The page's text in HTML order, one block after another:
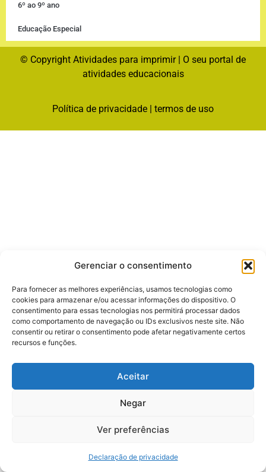
Gerenciar o consentimento
Para fornecer as melhores experiências, usamos tecnologias como
cookies para armazenar e/ou acessar informações do dispositivo. O
consentimento para essas tecnologias nos permitirá processar dados
como comportamento de navegação ou IDs exclusivos neste site. Não
consentir ou retirar o consentimento pode afetar negativamente certos
recursos e funções.
Aceitar
Negar
Ver preferências
Declaração de privacidade
6º ao 9º ano
Educação Especial
© Copyright Atividades para imprimir | O seu portal de
atividades educacionais
Política de privacidade | termos de uso